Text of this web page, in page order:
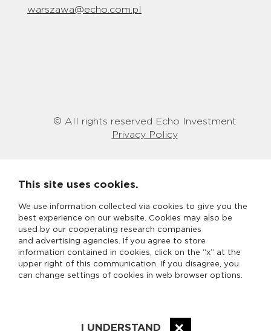
warszawa@echo.com.pl
© All rights reserved Echo Investment
Privacy Policy
This site uses cookies.
We use information collected via cookies to give you the
best experience on our website. Cookies may also be
used by our cooperating research companies
and advertising agencies. If you agree to store
information contained in cookies, click on the “x” at the
upper right of this communication. If you disagree, you
can change settings of cookies in web browser options.
I UNDERSTAND